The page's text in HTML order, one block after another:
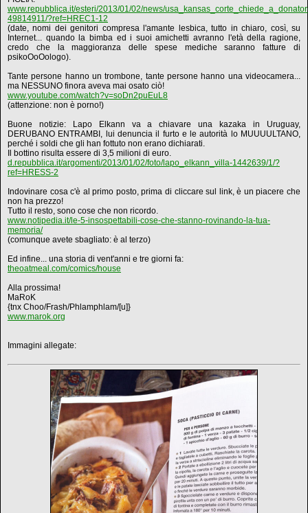
www.repubblica.it/esteri/2013/01/02/news/
49814911/?ref=HREC1-12
(date, nomi dei genitori compresa l'amante lesbica, tutto in chiaro, così, su
Internet... quando la bimba ed i suoi amichetti avranno l'età della ragione,
credo che la maggioranza delle spese mediche saranno fatture di
psikoOoOologo).
Tante persone hanno un trombone, tante persone hanno una videocamera...
ma NESSUNO finora aveva mai osato ciò!
www.youtube.com/watch?v=soDn2puEuL8
(attenzione: non è porno!)
Buone notizie: Lapo Elkann va a chiavare una kazaka in Uruguay,
DERUBANO ENTRAMBI, lui denuncia il furto e le autorità lo MUUUULTANO,
perché i soldi che gli han fottuto non erano dichiarati.
Il bottino risulta essere di 3,5 milioni di euro.
d.repubblica.it/argomenti/2013/01/02/foto/lapo_elkann_villa-1442639/1/?
ref=HRESS-2
Indovinare cosa c'è al primo posto, prima di cliccare sul link, è un piacere che
non ha prezzo!
Tutto il resto, sono cose che non ricordo.
www.notipedia.it/le-5-insospettabili-cose-che-stanno-rovinando-la-tua-
memoria/
(comunque avete sbagliato: è al terzo)
Ed infine... una storia di vent'anni e tre giorni fa:
theoatmeal.com/comics/house
Alla prossima!
MaRoK
{tnx Choo/Frash/Phlamphlam/[u]}
www.marok.org
Immagini allegate: